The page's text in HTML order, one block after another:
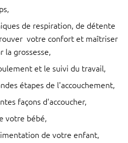
de respiration, de détente
votre confort et maîtriser
la grossesse,
et le suivi du travail,
étapes de l'accouchement,
façons d'accoucher,
votre bébé,
de votre enfant,